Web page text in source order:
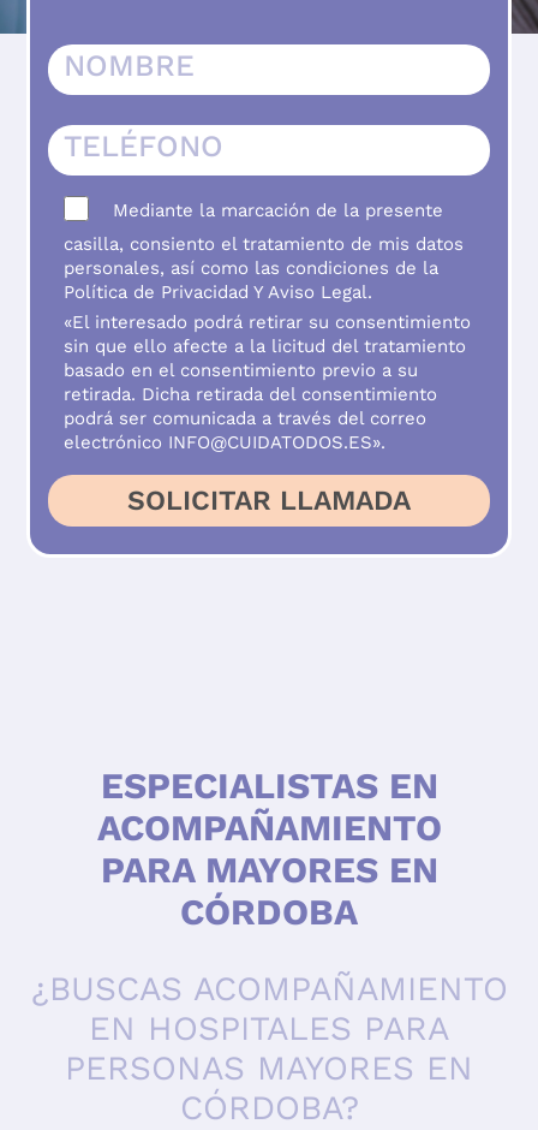
TALLERES Y ACTIVIDADES
REGALA
BLOG
Mediante la marcación de la presente
casilla, consiento el tratamiento de mis datos
personales, así como las condiciones de la
Política de Privacidad Y Aviso Legal.
«El interesado podrá retirar su consentimiento
sin que ello afecte a la licitud del tratamiento
basado en el consentimiento previo a su
retirada. Dicha retirada del consentimiento
podrá ser comunicada a través del correo
electrónico INFO@CUIDATODOS.ES».
ESPECIALISTAS EN
ACOMPAÑAMIENTO
PARA MAYORES EN
CÓRDOBA
¿BUSCAS ACOMPAÑAMIENTO
EN HOSPITALES PARA
PERSONAS MAYORES EN
CÓRDOBA?